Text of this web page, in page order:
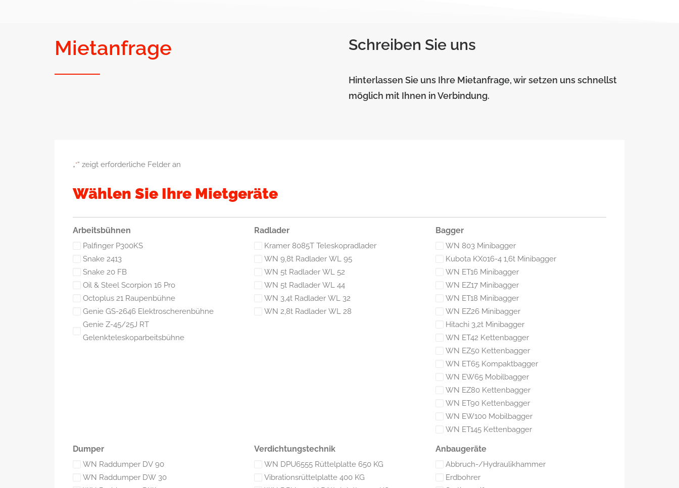
Mietanfrage Schreiben Sie uns
Hinterlassen Sie uns Ihre Mietanfrage, wir setzen uns schnellst
möglich mit Ihnen in Verbindung.
„*“ zeigt erforderliche Felder an
Wählen Sie Ihre Mietgeräte
Arbeitsbühnen
Palfinger P300KS
Snake 2413
Snake 20 FB
Oil & Steel Scorpion 16 Pro
Octoplus 21 Raupenbühne
Genie GS-2646 Elektroscherenbühne
Genie Z-45/25J RT
Gelenkteleskoparbeitsbühne
Radlader
Kramer 8085T Teleskopradlader
WN 9,8t Radlader WL 95
WN 5t Radlader WL 52
WN 5t Radlader WL 44
WN 3,4t Radlader WL 32
WN 2,8t Radlader WL 28
Bagger
WN 803 Minibagger
Kubota KX016-4 1,6t Minibagger
WN ET16 Minibagger
WN EZ17 Minibagger
WN ET18 Minibagger
WN EZ26 Minibagger
Hitachi 3,2t Minibagger
WN ET42 Kettenbagger
WN EZ50 Kettenbagger
WN ET65 Kompaktbagger
WN EW65 Mobilbagger
WN EZ80 Kettenbagger
WN ET90 Kettenbagger
WN EW100 Mobilbagger
WN ET145 Kettenbagger
Dumper
WN Raddumper DV 90
WN Raddumper DW 30
Verdichtungstechnik
WN DPU6555 Rüttelplatte 650 KG
Vibrationsrüttelplatte 400 KG
Anbaugeräte
Abbruch-/Hydraulikhammer
Erdbohrer